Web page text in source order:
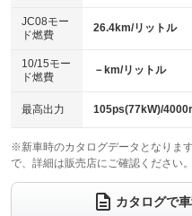
電動格納ミラー
：装備あり
ローダウン
：装備なし
ベンチシート
：装備なし
チップアップシート
：装備なし
電動格納サードシート
：装備なし
ウォークスルー
電動リアゲート
JC08モー
ド燃費
26.4km/リットル
10/15モー
ド燃費
－km/リットル
最高出力 105ps(77kW)/
※新車時のカタログデータとなりま
で、詳細は販売店にご確認ください。
カタログで